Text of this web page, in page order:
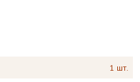
1 шт.